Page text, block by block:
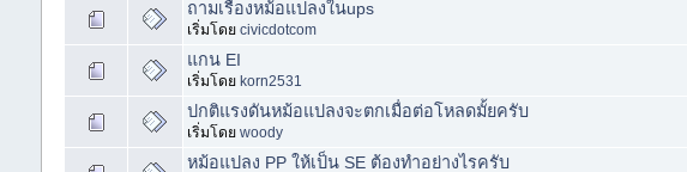
ถามเรื่องหม้อแปลงในups
เริ่มโดย civicdotcom
แกน EI
เริ่มโดย korn2531
ปกติแรงดันหม้อแปลงจะตกเมื่อต่อโหลดมั้ยครับ
เริ่มโดย woody
หม้อแปลง PP ให้เป็น SE ต้องทำอย่างไรครับ